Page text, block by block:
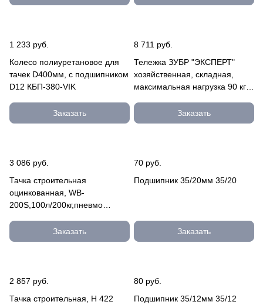
1 233 руб.
Колесо полиуретановое для
тачек D400мм, с подшипником
D12 КБП-380-VIK
Заказать
8 711 руб.
Тележка ЗУБР "ЭКСПЕРТ"
хозяйственная, складная,
максимальная нагрузка 90 кг
Заказать
3 086 руб.
Тачка строительная
оцинкованная, WB-
200S,100л/200кг,пневмо
Заказать
70 руб.
Подшипник 35/20мм 35/20
Заказать
2 857 руб.
Тачка строительная, Н 422
80 руб.
Подшипник 35/12мм 35/12